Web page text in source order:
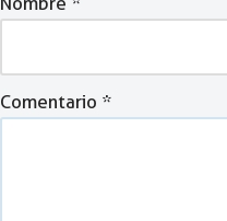
Comentario *